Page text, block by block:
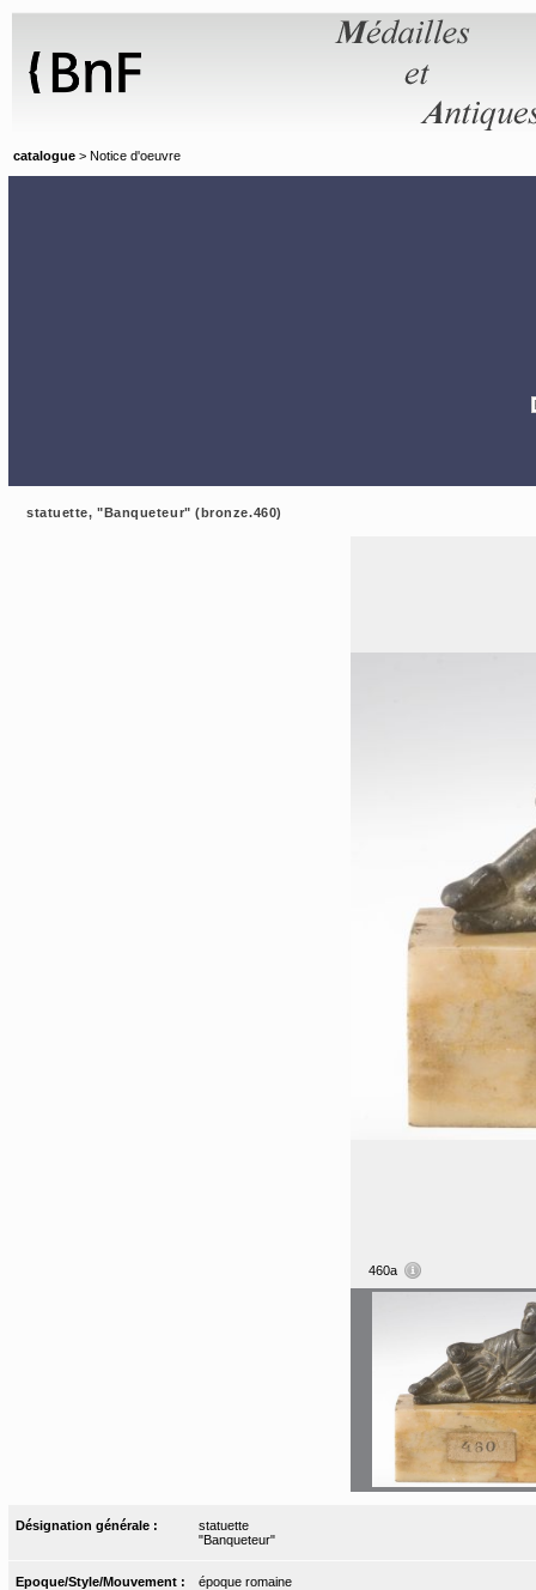
catalogue > Notice d'oeuvre
statuette, "Banqueteur" (bronze.460)
460a
Désignation générale :
statuette
"Banqueteur"
Epoque/Style/Mouvement : époque romaine